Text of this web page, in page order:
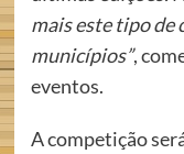
mais este tipo de
municípios”,
eventos.
A competição